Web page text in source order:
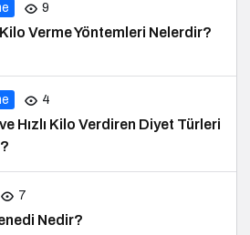
9
Kilo Verme Yöntemleri Nelerdir?
4
ve Hızlı Kilo Verdiren Diyet Türleri
7
Nedir?